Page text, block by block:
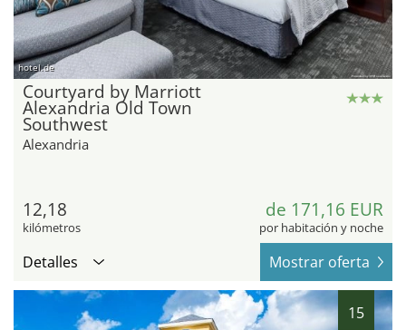
hotel.de
Courtyard by Marriott
Alexandria Old Town
Southwest
Alexandria
12,18
kilómetros
de 171,16 EUR
por habitación y noche
Detalles Mostrar oferta
15